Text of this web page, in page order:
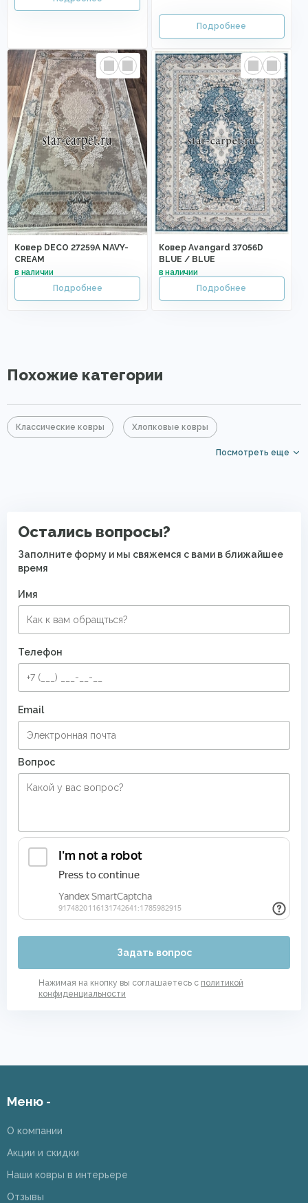
Ковер DECO 27259A NAVY-
CREAM
Ковер Avangard 37056D
BLUE / BLUE
Похожие категории
Классические ковры Хлопковые ковры
Посмотреть еще
Остались вопросы?
Заполните форму и мы свяжемся с вами в ближайшее
время
Имя
Телефон
Email
Вопрос
Задать вопрос
Нажимая на кнопку вы соглашаетесь с политикой
конфиденциальности
Меню -
О компании
Акции и скидки
Наши ковры в интерьере
Отзывы